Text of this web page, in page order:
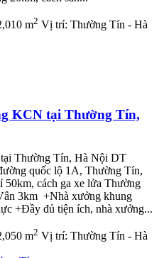
m2 Vị trí: Thường Tín - Hà
KCN tại Thường Tín,
Thường Tín, Hà Nội DT
quốc lộ 1A, Thường Tín,
cách ga xe lửa Thường
3km +Nhà xưởng khung
+Đầy đủ tiện ích, nhà xưởng...
m2 Vị trí: Thường Tín - Hà